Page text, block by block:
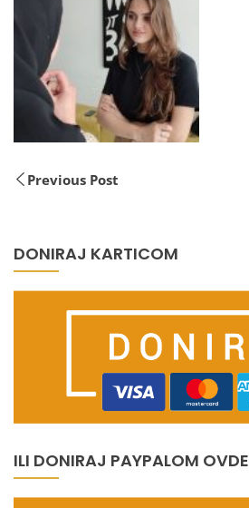
Previous Post
DONIRAJ KARTICOM
ILI DONIRAJ PAYPALOM OVDE